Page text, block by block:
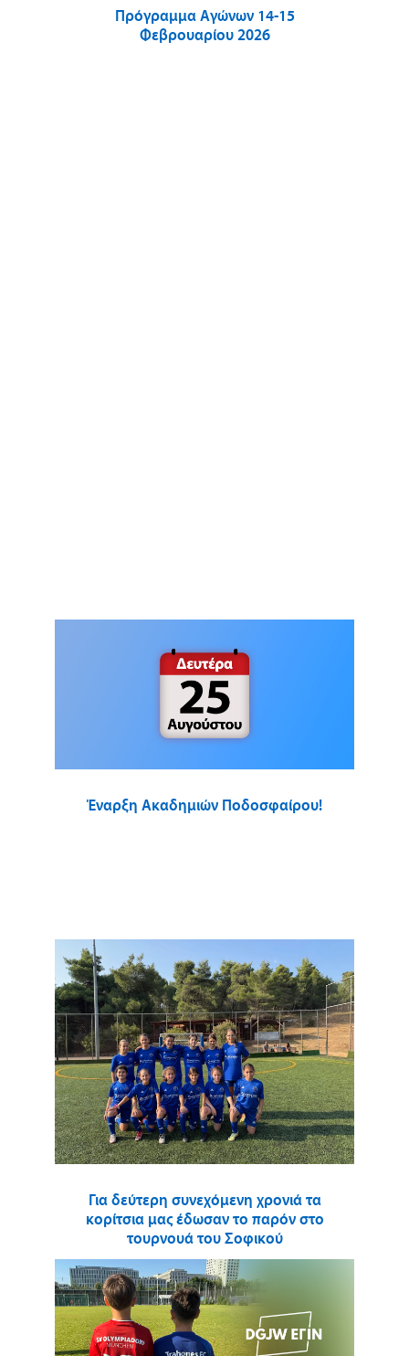
Πρόγραμμα Αγώνων 14-15
Φεβρουαρίου 2026
Έναρξη Ακαδημιών Ποδοσφαίρου!
Για δεύτερη συνεχόμενη χρονιά τα
κορίτσια μας έδωσαν το παρόν στο
τουρνουά του Σοφικού